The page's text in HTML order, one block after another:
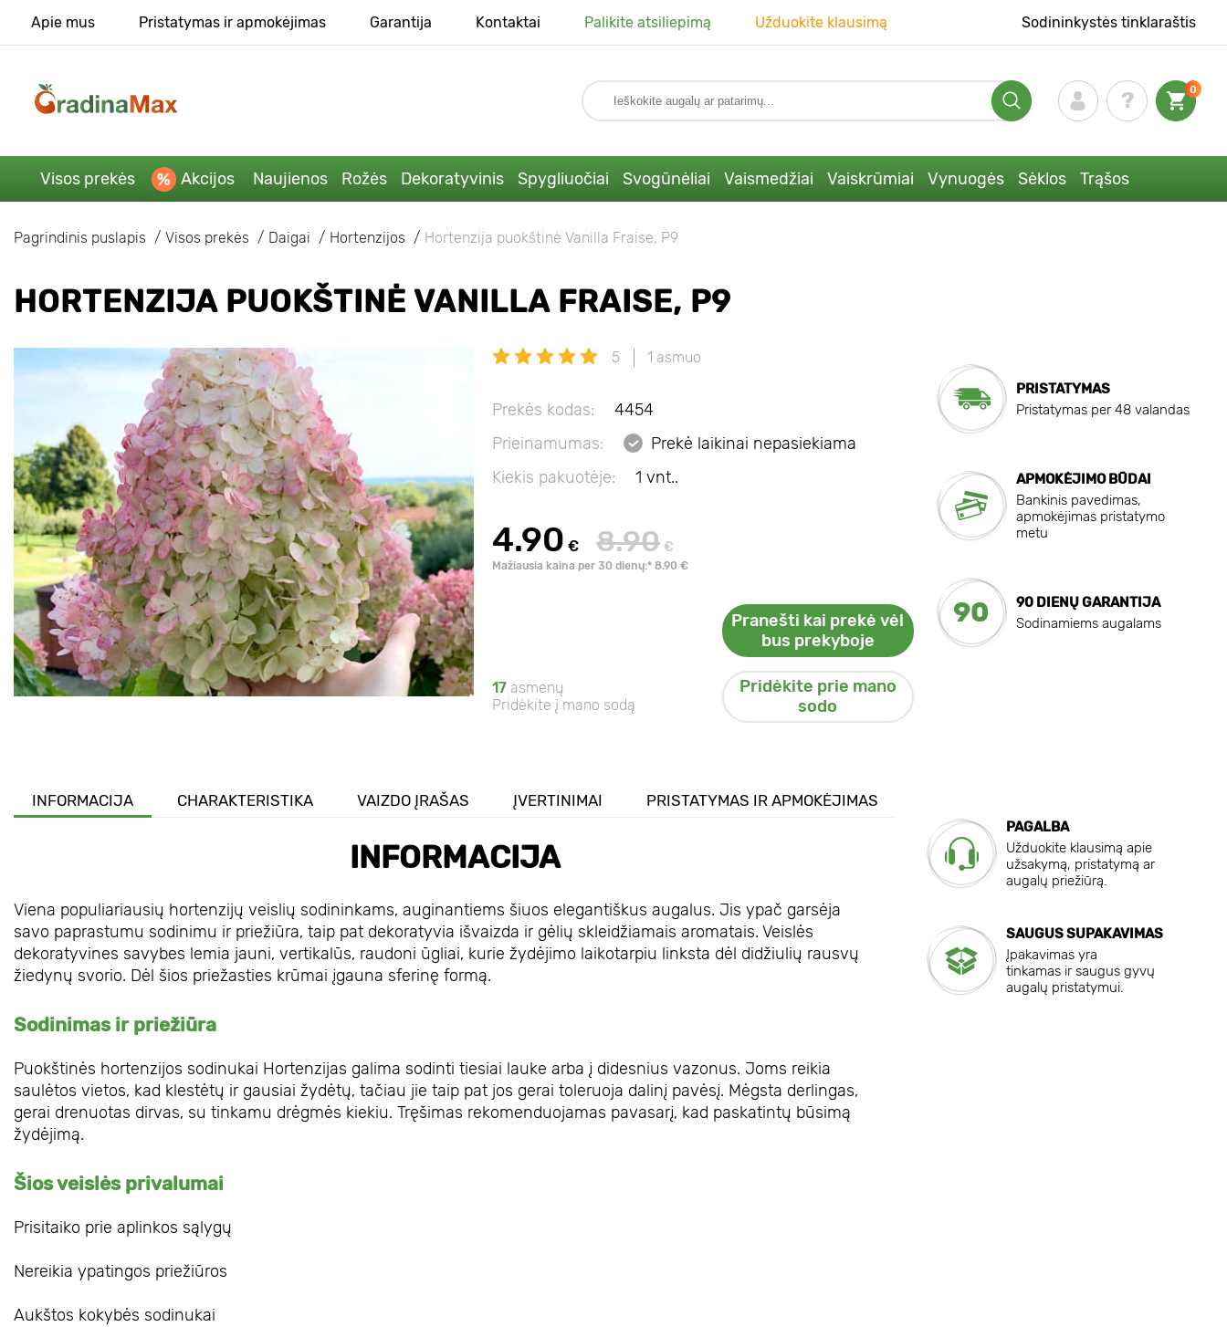
Apie mus Pristatymas ir apmokėjimas Garantija Kontaktai Palikite atsiliepimą Užduokite klausimą Sodininkystės tinklaraštis
0
Visos prekės Akcijos Naujienos Rožės Dekoratyvinis Spygliuočiai Svogūnėliai Vaismedžiai Vaiskrūmiai Vynuogės Sėklos Trąšos
Pagrindinis puslapis Visos prekės Daigai Hortenzijos Hortenzija puokštinė Vanilla Fraise, P9
HORTENZIJA PUOKŠTINĖ VANILLA FRAISE, P9
5 1 asmuo
Prekės kodas:
4454
Prieinamumas:
Prekė laikinai nepasiekiama
Kiekis pakuotėje:
1 vnt..
4.90 € 8.90 €
Mažiausia kaina per 30 dienų:* 8.90 €
Pranešti kai prekė vėl
bus prekyboje
17 asmenų
Pridėkite į mano sodą
Pridėkite prie mano
sodo
PRISTATYMAS
Pristatymas per 48 valandas
APMOKĖJIMO BŪDAI
Bankinis pavedimas,
apmokėjimas pristatymo
metu
90
90 DIENŲ GARANTIJA
Sodinamiems augalams
INFORMACIJA CHARAKTERISTIKA VAIZDO ĮRAŠAS ĮVERTINIMAI PRISTATYMAS IR APMOKĖJIMAS
INFORMACIJA
Viena populiariausių hortenzijų veislių sodininkams, auginantiems šiuos elegantiškus augalus. Jis ypač garsėja
savo paprastumu sodinimu ir priežiūra, taip pat dekoratyvia išvaizda ir gėlių skleidžiamais aromatais. Veislės
dekoratyvines savybes lemia jauni, vertikalūs, raudoni ūgliai, kurie žydėjimo laikotarpiu linksta dėl didžiulių rausvų
žiedynų svorio. Dėl šios priežasties krūmai įgauna sferinę formą.
Sodinimas ir priežiūra
Puokštinės hortenzijos sodinukai ​Hortenzijas galima sodinti tiesiai lauke arba į didesnius vazonus. Joms reikia
saulėtos vietos, kad klestėtų ir gausiai žydėtų, tačiau jie taip pat jos gerai toleruoja dalinį pavėsį. Mėgsta derlingas,
gerai drenuotas dirvas, su tinkamu drėgmės kiekiu. Tręšimas rekomenduojamas pavasarį, kad paskatintų būsimą
žydėjimą.
Šios veislės privalumai
Prisitaiko prie aplinkos sąlygų
Nereikia ypatingos priežiūros
Aukštos kokybės sodinukai
PAGALBA
Užduokite klausimą apie
užsakymą, pristatymą ar
augalų priežiūrą.
SAUGUS SUPAKAVIMAS
Įpakavimas yra
tinkamas ir saugus gyvų
augalų pristatymui.